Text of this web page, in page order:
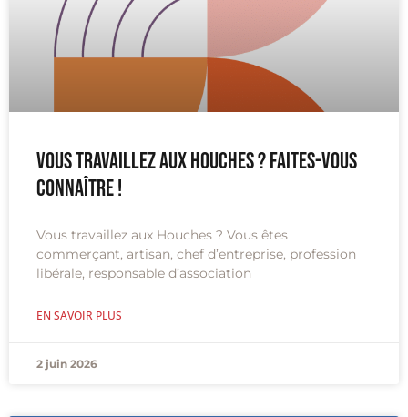
Vous travaillez aux Houches ? Faites-vous
connaître !
Vous travaillez aux Houches ? Vous êtes
commerçant, artisan, chef d’entreprise, profession
libérale, responsable d’association
EN SAVOIR PLUS
2 juin 2026